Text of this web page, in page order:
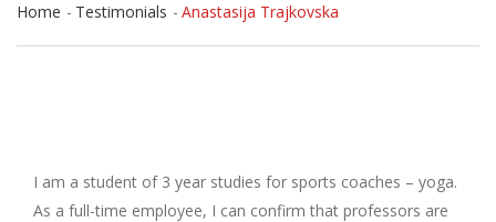
Home Testimonials Anastasija Trajkovska
I am a student of 3 year studies for sports coaches – yoga.
As a full-time employee, I can confirm that professors are